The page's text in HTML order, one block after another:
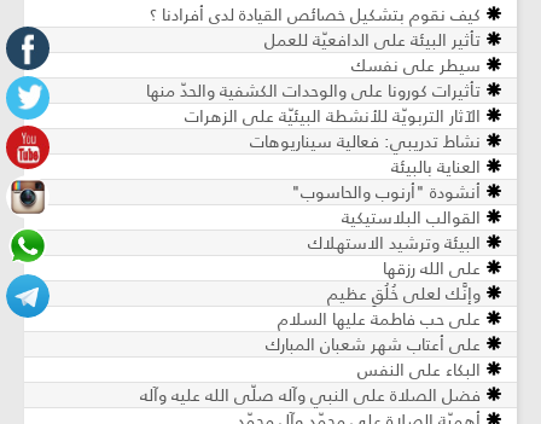
كيف نقوم بتشكيل خصائص القيادة لدى أفرادنا ؟
تأثير البيئة على الدافعيّة للعمل
سيطر على نفسك
تأثيرات كورونا على والوحدات الكشفية والحدّ منها
الآثار التربويّة للأنشطة البيئيّة على الزهرات
نشاط تدريبي: فعالية سيناريوهات
العناية بالبيئة
أنشودة "أرنوب والحاسوب"
القوالب البلاستيكية
البيئة وترشيد الاستهلاك
على الله رزقها
وإنَّك لعلى خُلُقٍ عظيم
على حب فاطمة عليها السلام
على أعتاب شهر شعبان المبارك
البكاء على النفس
فضل الصلاة على النبي وآله صلّى الله عليه وآله